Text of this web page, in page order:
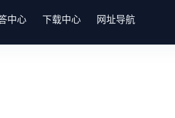
中心 下载中心 网址导航